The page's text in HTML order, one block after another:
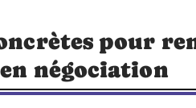
pour
négociation